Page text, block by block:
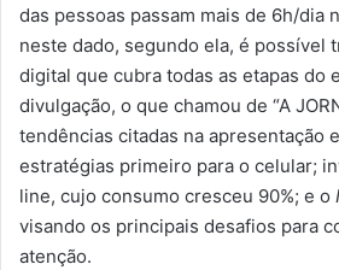
das pessoas passam mais de 6h/dia
neste dado, segundo ela, é possível
digital que cubra todas as etapas do
divulgação, o que chamou de “A
tendências citadas na apresentação
estratégias primeiro para o celular;
line, cujo consumo cresceu 90%; e o
visando os principais desafios para
atenção.